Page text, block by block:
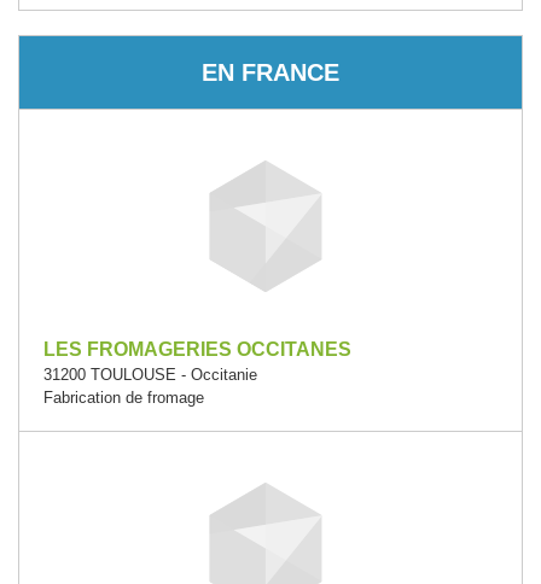
EN FRANCE
LES FROMAGERIES OCCITANES
31200 TOULOUSE - Occitanie
Fabrication de fromage